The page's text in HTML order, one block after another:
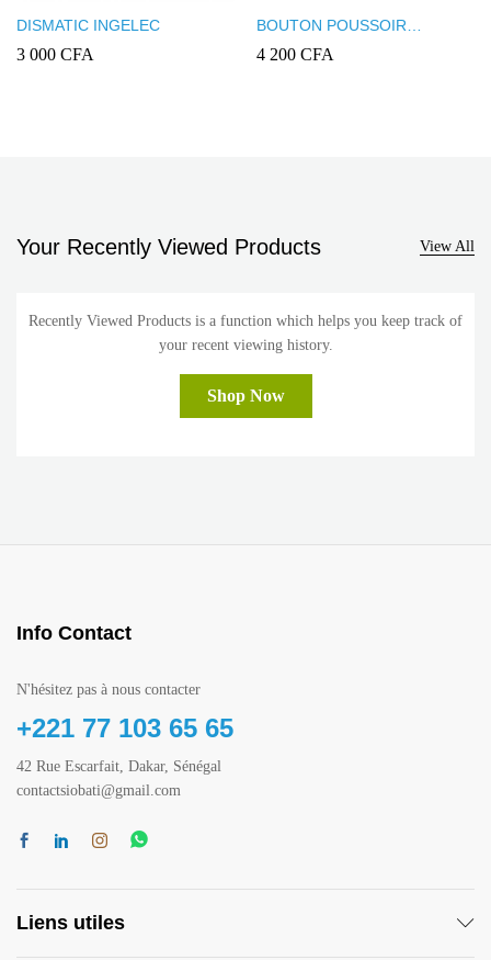
DISMATIC INGELEC
3 000 CFA
BOUTON POUSSOIR
LEGRAND NILOE AVEC
PLAQUE
4 200 CFA
Your Recently Viewed Products View All
Recently Viewed Products is a function which helps you keep track of
your recent viewing history.
Shop Now
Info Contact
N'hésitez pas à nous contacter
+221 77 103 65 65
42 Rue Escarfait, Dakar, Sénégal
contactsiobati@gmail.com
Liens utiles